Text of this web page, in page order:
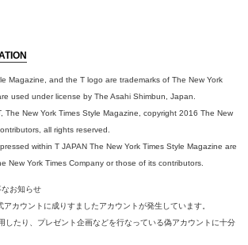
Magazine, and the T logo are trademarks of The New York
used under license by The Asahi Shimbun, Japan.
The New York Times Style Magazine, copyright 2016 The New
all rights reserved.
within T JAPAN The New York Times Style Magazine are
New York Times Company or those of its contributors.
お知らせ
カウントに成りすましたアカウントが発生しています。
したり、プレゼント企画などを行なっている偽アカウントに十分